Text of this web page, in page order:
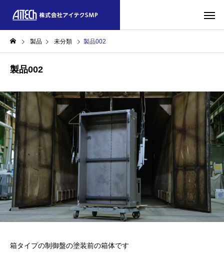
製品 未分類 製品002
製品002
箱タイプの制御盤の塗装前の箱体です